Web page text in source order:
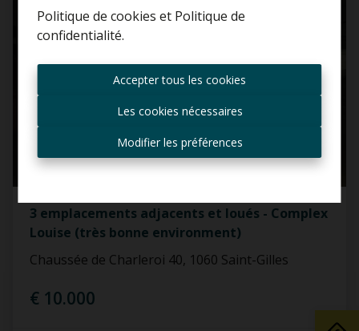
Politique de cookies et Politique de
confidentialité.
Accepter tous les cookies
Les cookies nécessaires
Modifier les préférences
3 emplacements adjacents et loués - Complex
Louise (très bonne environment)
Chaussée de Charleroi 40, 1060 Saint-Gilles
€ 10.000
Toujours être le premier
informé des nouvelles
offres ?
mail